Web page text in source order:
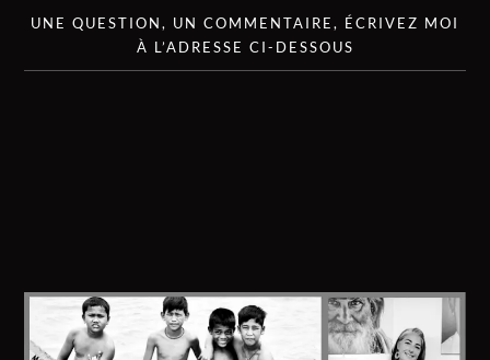
UNE QUESTION, UN COMMENTAIRE, ÉCRIVEZ MOI
À L’ADRESSE CI-DESSOUS